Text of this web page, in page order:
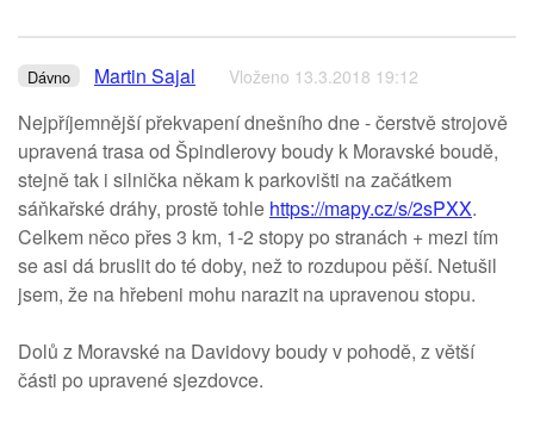
Dávno Martin Sajal Vloženo 13.3.2018 19:12
Nejpříjemnější překvapení dnešního dne - čerstvě strojově
upravená trasa od Špindlerovy boudy k Moravské boudě,
stejně tak i silnička někam k parkovišti na začátkem
sáňkařské dráhy, prostě tohle https://mapy.cz/s/2sPXX.
Celkem něco přes 3 km, 1-2 stopy po stranách + mezi tím
se asi dá bruslit do té doby, než to rozdupou pěší. Netušil
jsem, že na hřebeni mohu narazit na upravenou stopu.
Dolů z Moravské na Davidovy boudy v pohodě, z větší
části po upravené sjezdovce.